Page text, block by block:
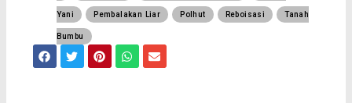
Yani Pembalakan Liar Polhut Reboisasi Tanah
Bumbu
F
a
T
w
P
i
W
h
E
n